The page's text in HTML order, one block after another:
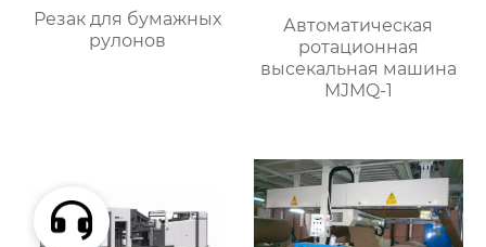
Резак для бумажных
рулонов
Автоматическая
ротационная
высекальная машина
MJMQ-1